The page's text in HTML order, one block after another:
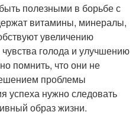
полезными в борьбе с
витамины, минералы,
увеличению
голода и улучшению
помнить, что они не
проблемы
успеха нужно следовать
образ жизни.